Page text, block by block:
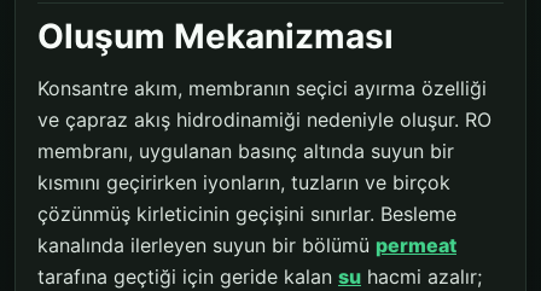
Oluşum Mekanizması
Konsantre akım, membranın seçici ayırma özelliği
ve çapraz akış hidrodinamiği nedeniyle oluşur. RO
membranı, uygulanan basınç altında suyun bir
kısmını geçirirken iyonların, tuzların ve birçok
çözünmüş kirleticinin geçişini sınırlar. Besleme
kanalında ilerleyen suyun bir bölümü permeat
tarafına geçtiği için geride kalan su hacmi azalır;